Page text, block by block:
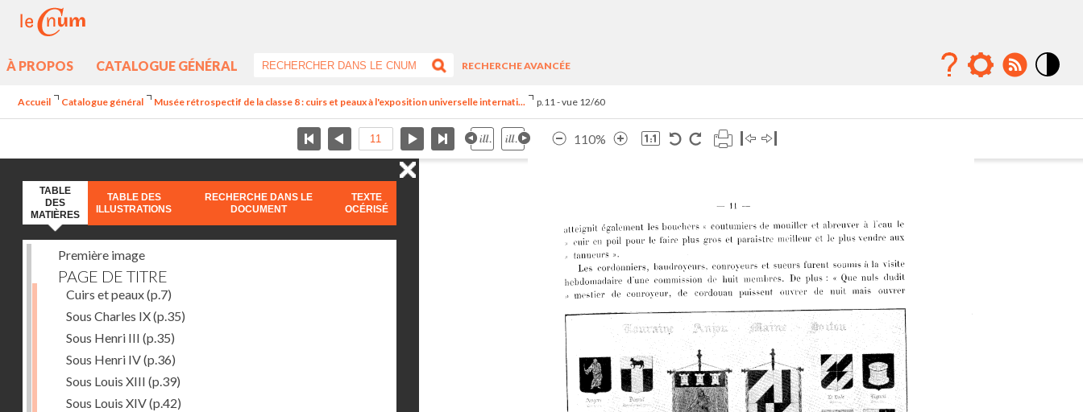
À PROPOS CATALOGUE GÉNÉRAL
RECHERCHE AVANCÉE
Accueil Catalogue général Musée rétrospectif de la classe 8 : cuirs et peaux à l'exposition universelle internati... p.11 - vue 12/60
110%
TABLE
DES
MATIÈRES
TABLE DES
ILLUSTRATIONS
RECHERCHE DANS LE
DOCUMENT
TEXTE
OCÉRISÉ
Première image
PAGE DE TITRE
Cuirs et peaux(p.7)
Sous Charles IX(p.35)
Sous Henri III (p.35)
Sous Henri IV(p.36)
Sous Louis XIII (p.39)
Sous Louis XIV(p.42)